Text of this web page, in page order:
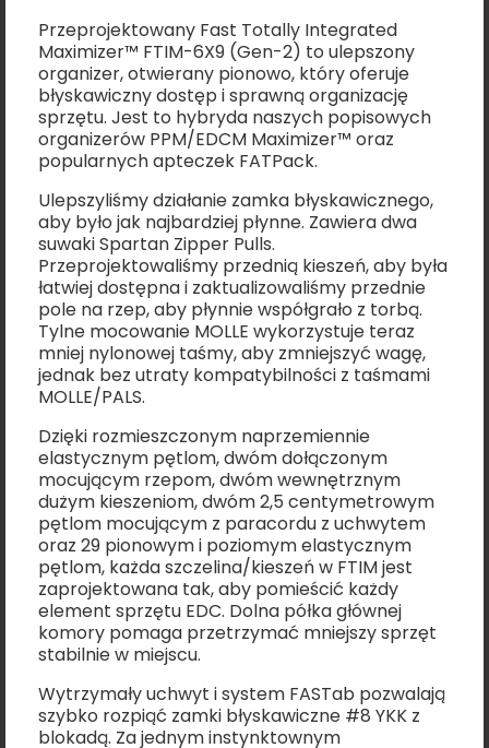
Przeprojektowany Fast Totally Integrated
Maximizer™ FTIM-6X9 (Gen-2) to ulepszony
organizer, otwierany pionowo, który oferuje
błyskawiczny dostęp i sprawną organizację
sprzętu. Jest to hybryda naszych popisowych
organizerów PPM/EDCM Maximizer™ oraz
popularnych apteczek FATPack.
Ulepszyliśmy działanie zamka błyskawicznego,
aby było jak najbardziej płynne. Zawiera dwa
suwaki Spartan Zipper Pulls.
Przeprojektowaliśmy przednią kieszeń, aby była
łatwiej dostępna i zaktualizowaliśmy przednie
pole na rzep, aby płynnie współgrało z torbą.
Tylne mocowanie MOLLE wykorzystuje teraz
mniej nylonowej taśmy, aby zmniejszyć wagę,
jednak bez utraty kompatybilności z taśmami
MOLLE/PALS.
Dzięki rozmieszczonym naprzemiennie
elastycznym pętlom, dwóm dołączonym
mocującym rzepom, dwóm wewnętrznym
dużym kieszeniom, dwóm 2,5 centymetrowym
pętlom mocującym z paracordu z uchwytem
oraz 29 pionowym i poziomym elastycznym
pętlom, każda szczelina/kieszeń w FTIM jest
zaprojektowana tak, aby pomieścić każdy
element sprzętu EDC. Dolna półka głównej
komory pomaga przetrzymać mniejszy sprzęt
stabilnie w miejscu.
Wytrzymały uchwyt i system FASTab pozwalają
szybko rozpiąć zamki błyskawiczne #8 YKK z
blokadą. Za jednym instynktownym